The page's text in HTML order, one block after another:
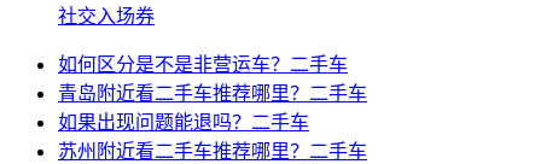
社交入场券
如何区分是不是非营运车？二手车
青岛附近看二手车推荐哪里？二手车
如果出现问题能退吗？二手车
苏州附近看二手车推荐哪里？二手车